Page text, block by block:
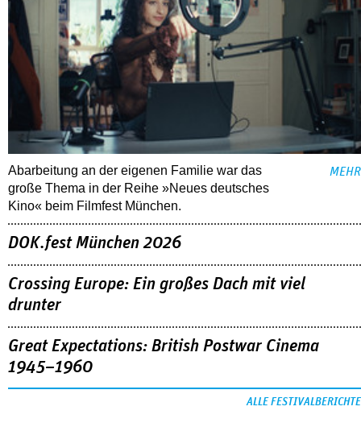
Abarbeitung an der eigenen Familie war das
große Thema in der Reihe »Neues deutsches
Kino« beim Filmfest München.
MEHR
DOK.fest München 2026
Crossing Europe: Ein großes Dach mit viel
drunter
Great Expectations: British Postwar Cinema
1945–1960
ALLE FESTIVALBERICHTE